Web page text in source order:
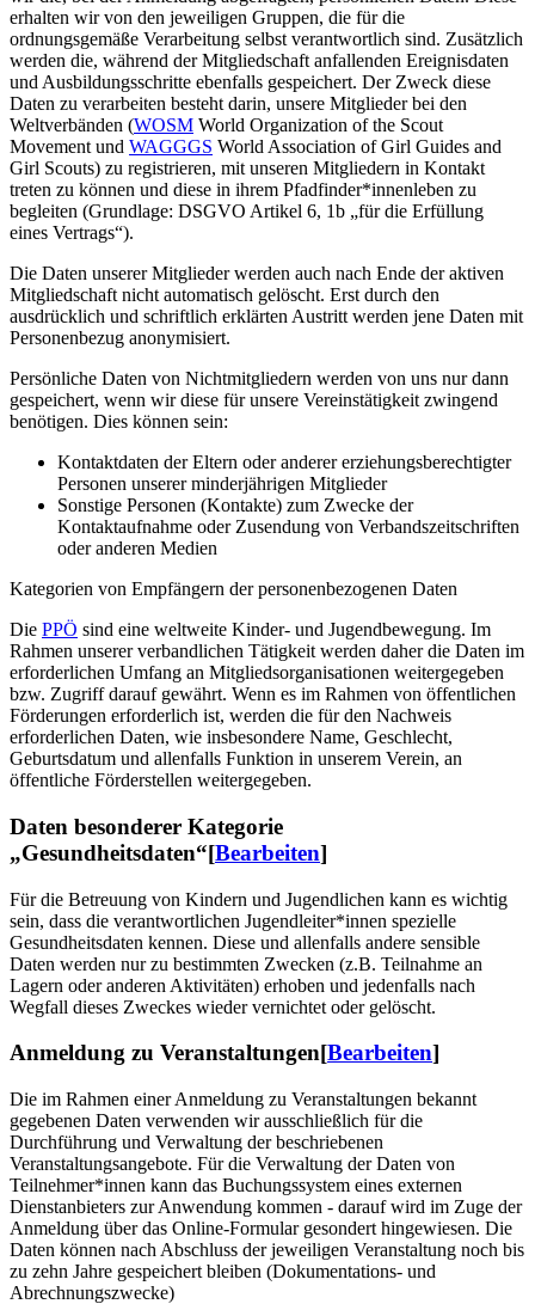
erhalten wir von den jeweiligen Gruppen, die für die
ordnungsgemäße Verarbeitung selbst verantwortlich sind. Zusätzlich
werden die, während der Mitgliedschaft anfallenden Ereignisdaten
und Ausbildungsschritte ebenfalls gespeichert. Der Zweck diese
Daten zu verarbeiten besteht darin, unsere Mitglieder bei den
Weltverbänden (WOSM World Organization of the Scout
Movement und WAGGGS World Association of Girl Guides and
Girl Scouts) zu registrieren, mit unseren Mitgliedern in Kontakt
treten zu können und diese in ihrem Pfadfinder*innenleben zu
begleiten (Grundlage: DSGVO Artikel 6, 1b „für die Erfüllung
eines Vertrags“).
Die Daten unserer Mitglieder werden auch nach Ende der aktiven
Mitgliedschaft nicht automatisch gelöscht. Erst durch den
ausdrücklich und schriftlich erklärten Austritt werden jene Daten mit
Personenbezug anonymisiert.
Persönliche Daten von Nichtmitgliedern werden von uns nur dann
gespeichert, wenn wir diese für unsere Vereinstätigkeit zwingend
benötigen. Dies können sein:
Kontaktdaten der Eltern oder anderer erziehungsberechtigter
Personen unserer minderjährigen Mitglieder
Sonstige Personen (Kontakte) zum Zwecke der
Kontaktaufnahme oder Zusendung von Verbandszeitschriften
oder anderen Medien
Kategorien von Empfängern der personenbezogenen Daten
Die PPÖ sind eine weltweite Kinder- und Jugendbewegung. Im
Rahmen unserer verbandlichen Tätigkeit werden daher die Daten im
erforderlichen Umfang an Mitgliedsorganisationen weitergegeben
bzw. Zugriff darauf gewährt. Wenn es im Rahmen von öffentlichen
Förderungen erforderlich ist, werden die für den Nachweis
erforderlichen Daten, wie insbesondere Name, Geschlecht,
Geburtsdatum und allenfalls Funktion in unserem Verein, an
öffentliche Förderstellen weitergegeben.
Daten besonderer Kategorie
„Gesundheitsdaten“[Bearbeiten]
Für die Betreuung von Kindern und Jugendlichen kann es wichtig
sein, dass die verantwortlichen Jugendleiter*innen spezielle
Gesundheitsdaten kennen. Diese und allenfalls andere sensible
Daten werden nur zu bestimmten Zwecken (z.B. Teilnahme an
Lagern oder anderen Aktivitäten) erhoben und jedenfalls nach
Wegfall dieses Zweckes wieder vernichtet oder gelöscht.
Anmeldung zu Veranstaltungen[Bearbeiten]
Die im Rahmen einer Anmeldung zu Veranstaltungen bekannt
gegebenen Daten verwenden wir ausschließlich für die
Durchführung und Verwaltung der beschriebenen
Veranstaltungsangebote. Für die Verwaltung der Daten von
Teilnehmer*innen kann das Buchungssystem eines externen
Dienstanbieters zur Anwendung kommen - darauf wird im Zuge der
Anmeldung über das Online-Formular gesondert hingewiesen. Die
Daten können nach Abschluss der jeweiligen Veranstaltung noch bis
zu zehn Jahre gespeichert bleiben (Dokumentations- und
Abrechnungszwecke)